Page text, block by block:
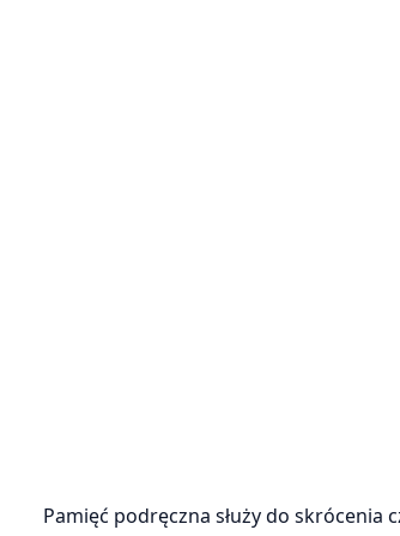
Pamięć podręczna służy do skrócenia